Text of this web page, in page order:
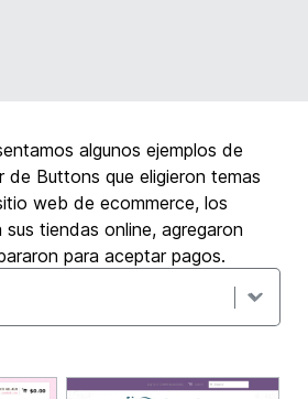
algunos ejemplos de
Buttons que eligieron temas
web de ecommerce, los
tiendas online, agregaron
para aceptar pagos.